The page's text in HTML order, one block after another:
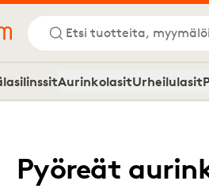
Etsi tuotteita,
AurinkolasitUrheilulasit
Pyöreät